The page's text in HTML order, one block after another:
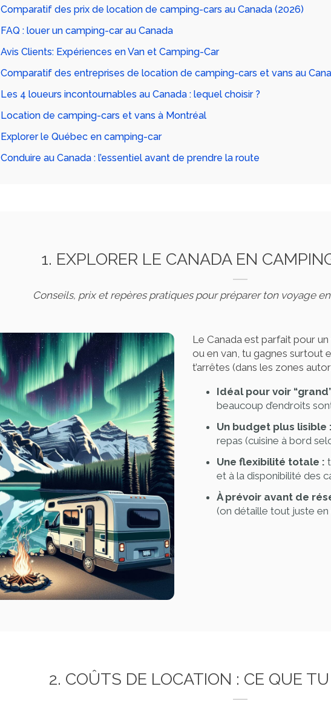
Comparatif des prix de location de camping-cars au Canada (2026)
FAQ : louer un camping-car au Canada
Avis Clients: Expériences en Van et Camping-Car
Comparatif des entreprises de location de camping-cars et vans au
Les 4 loueurs incontournables au Canada : lequel choisir ?
Location de camping-cars et vans à Montréal
Explorer le Québec en camping-car
Conduire au Canada : l’essentiel avant de prendre la route
1. EXPLORER LE CANADA EN
Conseils, prix et repères pratiques pour préparer ton voyage
Le Canada est parfait pour un
ou en van, tu gagnes surtout
t’arrêtes (dans les zones
Idéal pour voir
beaucoup d’endroits
Un budget plus lisible :
repas (cuisine à bord
Une flexibilité totale :
et à la disponibilité des
À prévoir avant de
(on détaille tout juste en
2. COÛTS DE LOCATION : CE QUE